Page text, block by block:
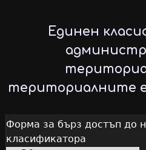
to
main
content
Единен
териториалните
Форма за бърз достъп до
класификатора